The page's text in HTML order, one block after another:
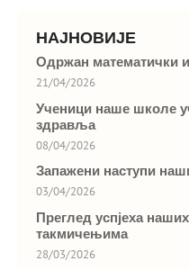
НАЈНОВИЈЕ
Одржан математички
21/04/2026
Ученици наше школе
здравља
08/04/2026
Запажени наступи
03/04/2026
Преглед успјеха
такмичењима
28/03/2026